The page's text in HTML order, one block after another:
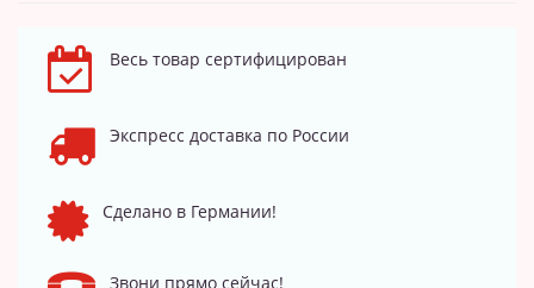
Весь товар сертифицирован
Экспресс доставка по России
Сделано в Германии!
Звони прямо сейчас!